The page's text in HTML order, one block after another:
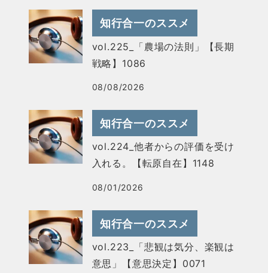
知行合一のススメ
vol.225_「農場の法則」【長期
戦略】1086
08/08/2026
知行合一のススメ
vol.224_他者からの評価を受け
入れる。【転原自在】1148
08/01/2026
知行合一のススメ
vol.223_「悲観は気分、楽観は
意思」【意思決定】0071